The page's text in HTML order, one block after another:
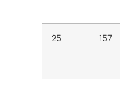
25 157